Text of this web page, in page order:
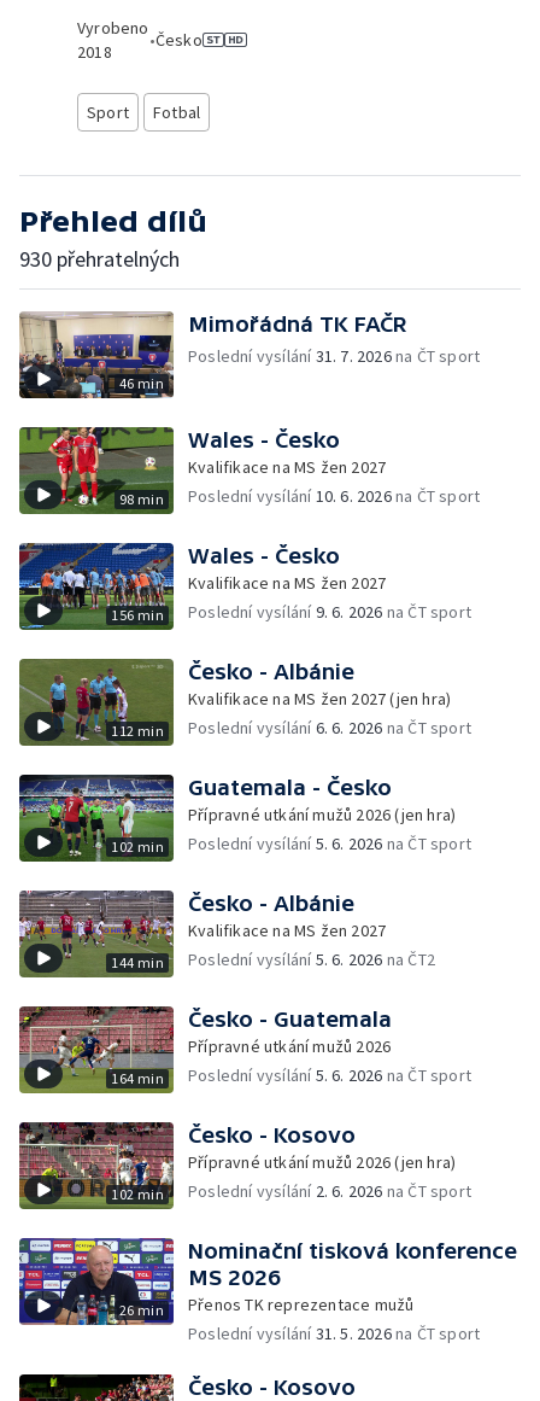
Vyrobeno
2018
•Česko
Sport Fotbal
Přehled dílů
930 přehratelných
46 min
Mimořádná TK FAČR
Poslední vysílání31. 7. 2026na ČT sport
98 min
Wales - Česko
Kvalifikace na MS žen 2027
Poslední vysílání10. 6. 2026na ČT sport
156 min
Wales - Česko
Kvalifikace na MS žen 2027
Poslední vysílání9. 6. 2026 na ČT sport
112 min
Česko - Albánie
Kvalifikace na MS žen 2027 (jen hra)
Poslední vysílání6. 6. 2026 na ČT sport
102 min
Guatemala - Česko
Přípravné utkání mužů 2026 (jen hra)
Poslední vysílání5. 6. 2026 na ČT sport
144 min
Česko - Albánie
Kvalifikace na MS žen 2027
Poslední vysílání5. 6. 2026 na ČT2
164 min
Česko - Guatemala
Přípravné utkání mužů 2026
Poslední vysílání5. 6. 2026 na ČT sport
102 min
Česko - Kosovo
Přípravné utkání mužů 2026 (jen hra)
Poslední vysílání 2. 6. 2026 na ČT sport
26 min
Nominační tisková konference
MS 2026
Přenos TK reprezentace mužů
Poslední vysílání31. 5. 2026na ČT sport
Česko - Kosovo